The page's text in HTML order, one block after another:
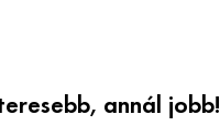
annál jobb!